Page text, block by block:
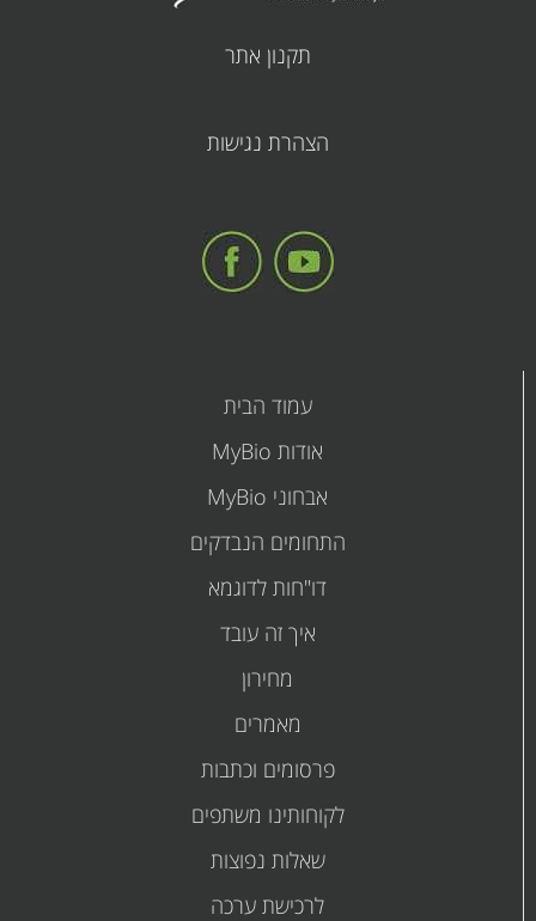
תקנון אתר
הצהרת נגישות
עמוד הבית
אודות MyBio
אבחוני MyBio
התחומים הנבדקים
דו"חות לדוגמא
איך זה עובד
מחירון
מאמרים
פרסומים וכתבות
לקוחותינו משתפים
שאלות נפוצות
לרכישת ערכה